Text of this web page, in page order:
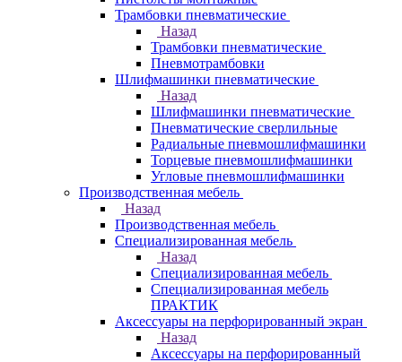
Трамбовки пневматические
Назад
Трамбовки пневматические
Пневмотрамбовки
Шлифмашинки пневматические
Назад
Шлифмашинки пневматические
Пневматические сверлильные
Радиальные пневмошлифмашинки
Торцевые пневмошлифмашинки
Угловые пневмошлифмашинки
Производственная мебель
Назад
Производственная мебель
Cпециализированная мебель
Назад
Cпециализированная мебель
Специализированная мебель
ПРАКТИК
Аксессуары на перфорированный экран
Назад
Аксессуары на перфорированный